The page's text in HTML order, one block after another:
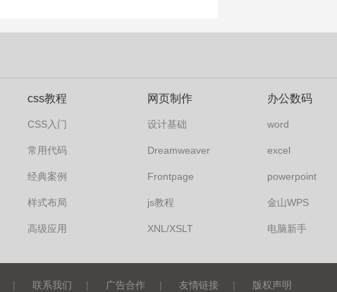
css教程
CSS入门
常用代码
经典案例
样式布局
高级应用
网页制作
设计基础
Dreamweaver
Frontpage
js教程
XNL/XSLT
办公数码
word
excel
powerpoint
金山WPS
电脑新手
| 联系我们 | 广告合作 | 友情链接 | 版权声明